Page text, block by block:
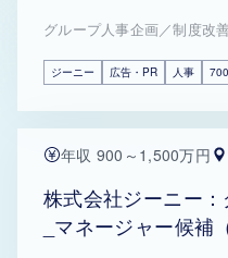
グループ人事企画／制度改
ジーニー 広告・PR 人事
年収 900～1,500万円
株式会社ジーニー
_マネージャー候補